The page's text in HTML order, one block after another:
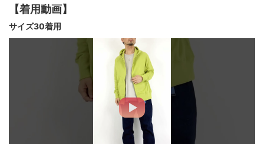
【着用動画】
サイズ30着用